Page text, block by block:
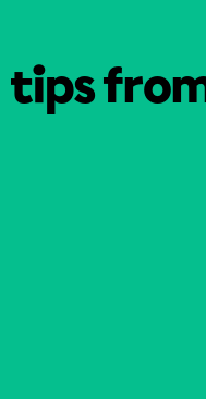
tips